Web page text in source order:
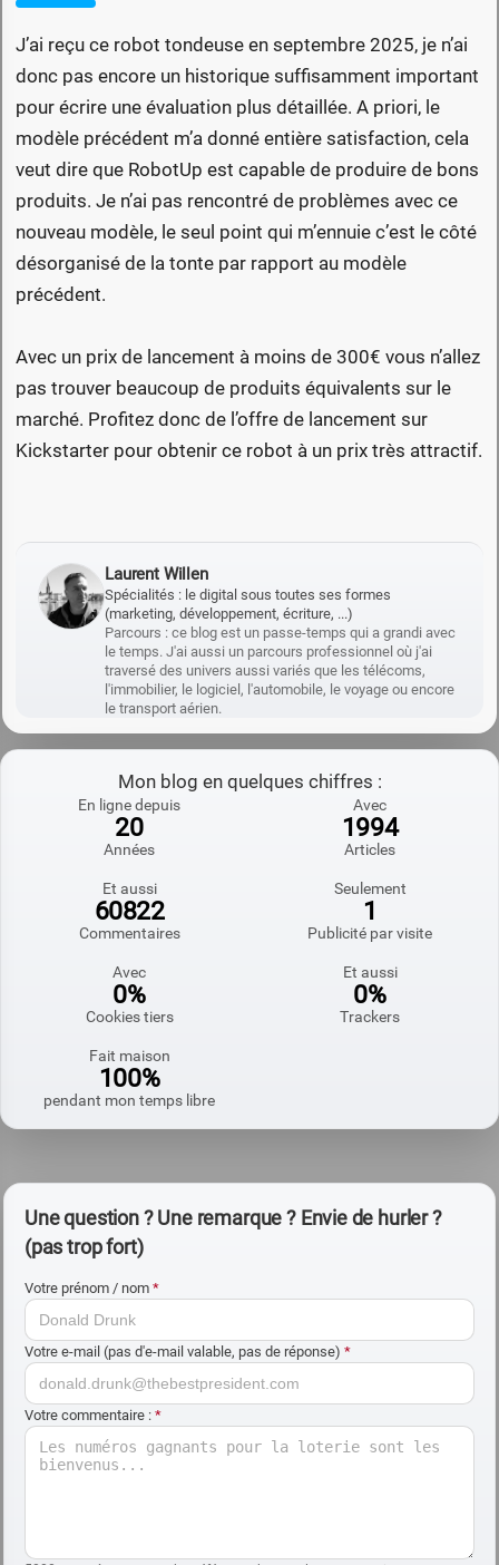
J’ai reçu ce robot tondeuse en septembre 2025, je n’ai
donc pas encore un historique suffisamment important
pour écrire une évaluation plus détaillée. A priori, le
modèle précédent m’a donné entière satisfaction, cela
veut dire que RobotUp est capable de produire de bons
produits. Je n’ai pas rencontré de problèmes avec ce
nouveau modèle, le seul point qui m’ennuie c’est le côté
désorganisé de la tonte par rapport au modèle
précédent.
Avec un prix de lancement à moins de 300€ vous n’allez
pas trouver beaucoup de produits équivalents sur le
marché. Profitez donc de l’offre de lancement sur
Kickstarter pour obtenir ce robot à un prix très attractif.
Laurent Willen
Spécialités : le digital sous toutes ses formes
(marketing, développement, écriture, ...)
Parcours : ce blog est un passe-temps qui a grandi avec
le temps. J'ai aussi un parcours professionnel où j'ai
traversé des univers aussi variés que les télécoms,
l'immobilier, le logiciel, l'automobile, le voyage ou encore
le transport aérien.
Mon blog en quelques chiffres :
En ligne depuis
20
Années
Avec
1994
Articles
Et aussi
60822
Commentaires
Seulement
1
Publicité par visite
Avec
0%
Cookies tiers
Et aussi
0%
Trackers
Fait maison
100%
pendant mon temps libre
Une question ? Une remarque ? Envie de hurler ?
(pas trop fort)
Votre prénom / nom *
Votre e-mail (pas d'e-mail valable, pas de réponse) *
Votre commentaire : *